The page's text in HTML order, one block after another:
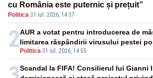
cu România este puternic și prețuit”
Politica·31 iul. 2026, 14:37
2 Politica-31 iul. 2026, 14:55
AUR a votat pentru introducerea de
limitarea răspândirii virusului pestei
Scandal la FIFA! Consilierul lui Gianni